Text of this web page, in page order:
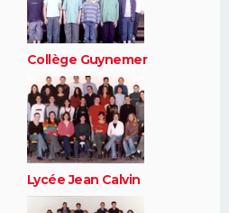
Collège Guynemer
Lycée Jean Calvin